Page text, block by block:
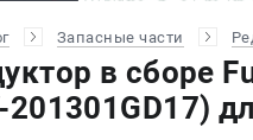
Запасные части
в сборе
201301GD17)